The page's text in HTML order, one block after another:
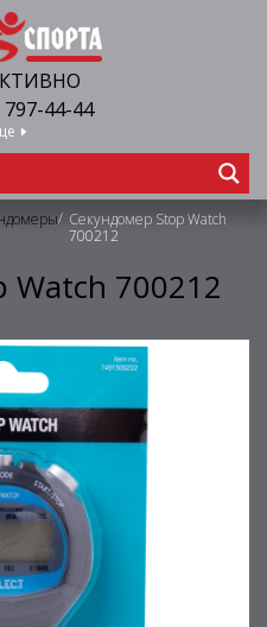
797-44-44
/ Секундомер Stop Watch
700212
Watch 700212